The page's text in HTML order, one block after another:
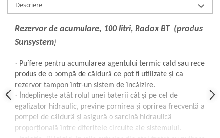
Descriere
Rezervor de acumulare, 100 litri, Radox BT (produs
Sunsystem)
· Puffere pentru acumularea agentului termic cald sau rece
produs de o pompă de căldură ce pot fi utilizate și ca
rezervor tampon într-un sistem de încălzire.
· Îndeplinește atât rolul unei baterii cât și pe cel de
egalizator hidraulic, previne pornirea și oprirea frecventă a
pompei de căldură și asigură o sarcină hidraulică
proporțională între diferitele circuite ale sistemului.